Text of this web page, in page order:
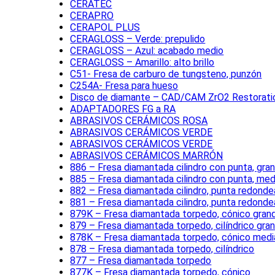
CERATEC
CERAPRO
CERAPOL PLUS
CERAGLOSS – Verde: prepulido
CERAGLOSS – Azul: acabado medio
CERAGLOSS – Amarillo: alto brillo
C51- Fresa de carburo de tungsteno, punzón
C254A- Fresa para hueso
Disco de diamante – CAD/CAM ZrO2
ADAPTADORES FG a RA
ABRASIVOS CERÁMICOS ROSA
ABRASIVOS CERÁMICOS VERDE
ABRASIVOS CERÁMICOS VERDE
ABRASIVOS CERÁMICOS MARRÓN
886 – Fresa diamantada cilindro con punta,
885 – Fresa diamantada cilindro con punta,
882 – Fresa diamantada cilindro, punta
881 – Fresa diamantada cilindro, punta
879K – Fresa diamantada torpedo, cónico
879 – Fresa diamantada torpedo, cilíndrico
878K – Fresa diamantada torpedo, cónico
878 – Fresa diamantada torpedo, cilíndrico
877 – Fresa diamantada torpedo
877K – Fresa diamantada torpedo, cónico